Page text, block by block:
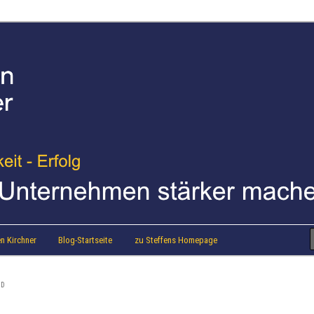
Kirchner Blog-Startseite zu Steffens Homepage